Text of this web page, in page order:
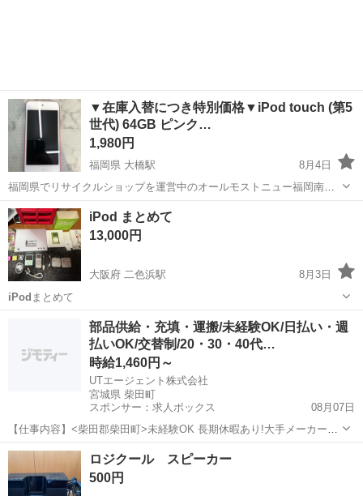
▼在庫入替につき特別価格▼iPod touch (第5
世代) 64GB ピンク…
1,980円
福岡県 大橋駅
8月4日
福岡県でリサイクルショップを運営中のオールモストニュー福岡南店
舗です。 ・投稿担当:甲斐 ⚠️商品購入後、ご自身でお持ち帰りされる
場合、お手伝いできない場合がございます。必ず大型商品の場合、お
二人でご来店をお願...
福岡 福岡市 大橋駅 その他
iPod まとめて
13,000円
大阪府 二色浜駅
8月3日
iPod まとめて
貝塚市 二色浜駅 オーディオ
部品供給・充填・運搬/未経験OK/日払い・週
払いOK/交替制/20・30・40代…
時給1,460円～
UTエージェント株式会社
宮城県 柴田町
スポンサー：求人ボックス
08月07日
【仕事内容】<柴田郡柴田町>未経験OK 長期休暇あり!大手メーカーの
グループ会社 コピー機部品の機械オペレーター <履歴書不要 オンライ
ン面接OK><入社キャンペーン実施中!> <業種> オフィス・業務機器 <
仕事内容> コピー機...
アルバイト・パート
ロジクール スピーカー
500円